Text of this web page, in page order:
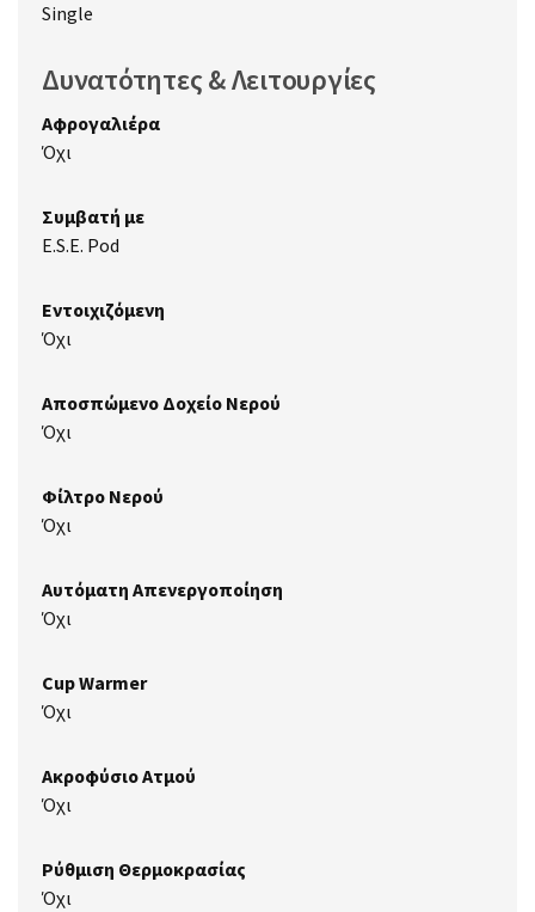
Single
Δυνατότητες & Λειτουργίες
Αφρογαλιέρα
Όχι
Συμβατή με
E.S.E. Pod
Εντοιχιζόμενη
Όχι
Αποσπώμενο Δοχείο Νερού
Όχι
Φίλτρο Νερού
Όχι
Αυτόματη Απενεργοποίηση
Όχι
Cup Warmer
Όχι
Ακροφύσιο Ατμού
Όχι
Ρύθμιση Θερμοκρασίας
Όχι